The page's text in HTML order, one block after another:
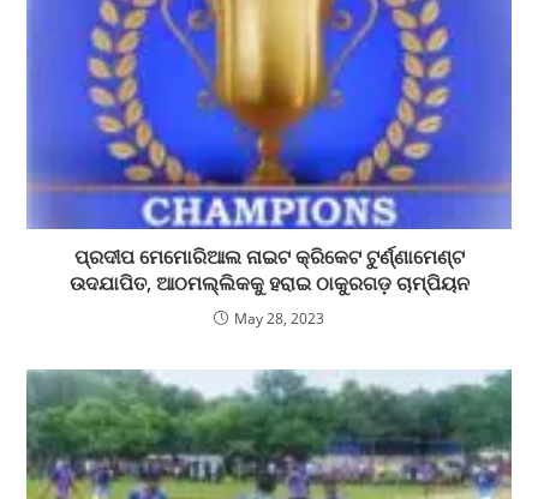
ପ୍ରଦୀପ ମେମୋରିଆଲ ନାଇଟ କ୍ରିକେଟ ଟୁର୍ଣ୍ଣାମେଣ୍ଟ
ଉଦଯାପିତ, ଆଠମଲ୍ଲିକକୁ ହରାଇ ଠାକୁରଗଡ଼ ଚାମ୍ପିୟନ
May 28, 2023